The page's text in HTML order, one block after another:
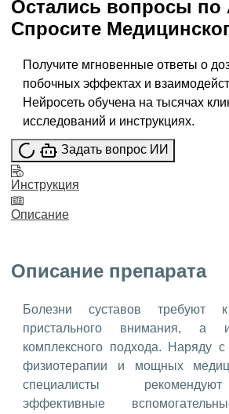
Остались вопросы по
Спросите
Получите мгновенные ответы о
побочных эффектах и
Нейросеть обучена на тысячах
исследований и инструкциях.
Задать вопрос ИИ
Инструкция
Описание
Описание препарата
Болезни суставов требуют
пристального внимания,
комплексного подхода. Наряду с
физиотерапии и мощных
специалисты
эффективные